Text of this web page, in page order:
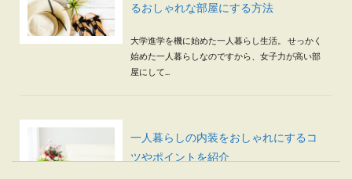
るおしゃれな部屋にする方法
大学進学を機に始めた一人暮らし生活。 せっかく
始めた一人暮らしなのですから、女子力が高い部
屋にして...
一人暮らしの内装をおしゃれにするコ
ツやポイントを紹介